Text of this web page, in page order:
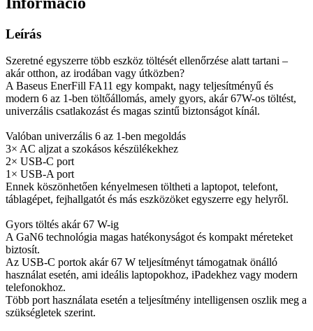
Leírás
Szeretné egyszerre több eszköz töltését ellenőrzése alatt tartani –
akár otthon, az irodában vagy útközben?
A Baseus EnerFill FA11 egy kompakt, nagy teljesítményű és
modern 6 az 1-ben töltőállomás, amely gyors, akár 67W-os töltést,
univerzális csatlakozást és magas szintű biztonságot kínál.
Valóban univerzális 6 az 1-ben megoldás
3× AC aljzat a szokásos készülékekhez
2× USB-C port
1× USB-A port
Ennek köszönhetően kényelmesen töltheti a laptopot, telefont,
táblagépet, fejhallgatót és más eszközöket egyszerre egy helyről.
Gyors töltés akár 67 W-ig
A GaN6 technológia magas hatékonyságot és kompakt méreteket
biztosít.
Az USB-C portok akár 67 W teljesítményt támogatnak önálló
használat esetén, ami ideális laptopokhoz, iPadekhez vagy modern
telefonokhoz.
Több port használata esetén a teljesítmény intelligensen oszlik meg a
szükségletek szerint.